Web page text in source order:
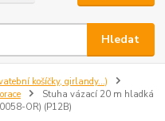
Hledat
košíčky, girlandy...)
Stuha vázací 20 m hladká
OR) (P12B)